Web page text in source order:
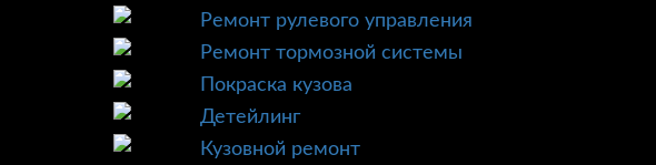
Ремонт рулевого управления
Ремонт тормозной системы
Покраска кузова
Детейлинг
Кузовной ремонт